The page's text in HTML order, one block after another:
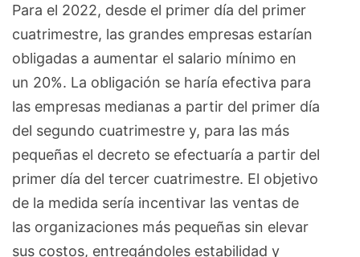
Para el 2022, desde el primer día del primer
cuatrimestre, las grandes empresas estarían
obligadas a aumentar el salario mínimo en
un 20%. La obligación se haría efectiva para
las empresas medianas a partir del primer día
del segundo cuatrimestre y, para las más
pequeñas el decreto se efectuaría a partir del
primer día del tercer cuatrimestre. El objetivo
de la medida sería incentivar las ventas de
las organizaciones más pequeñas sin elevar
sus costos, entregándoles estabilidad y